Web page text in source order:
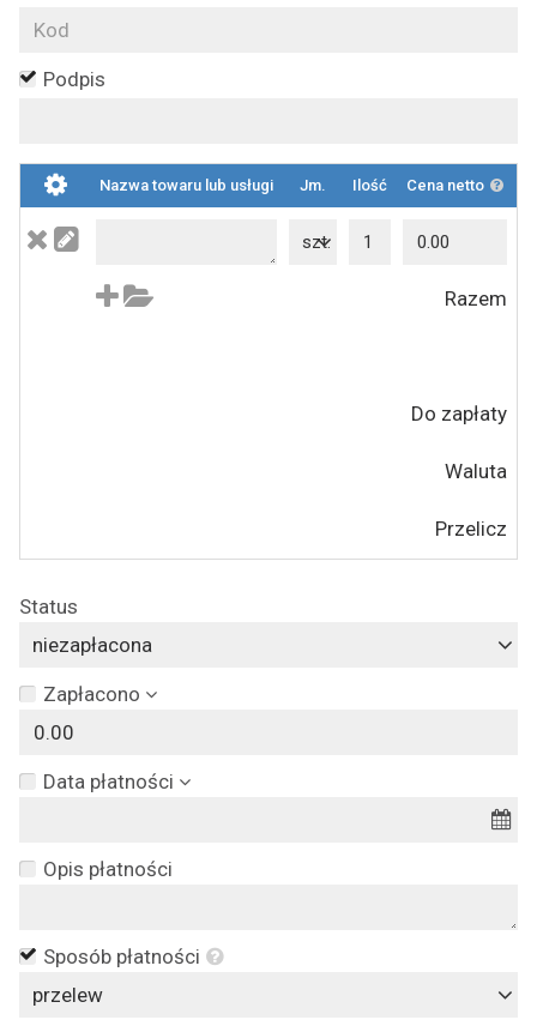
Podpis
Nazwa towaru lub usługi Jm. Ilość Cena netto
szt.
Razem
Do zapłaty
Waluta
Przelicz
Status
niezapłacona
Zapłacono
Data płatności
Opis płatności
Sposób płatności
przelew